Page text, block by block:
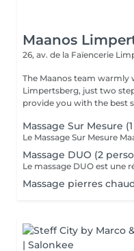
Maanos
26, av. de la Faïencerie
The Maanos team warmly
Limpertsberg, just two
provide you with the best
Massage Sur Mesure
Massage DUO (2
Massage pierres